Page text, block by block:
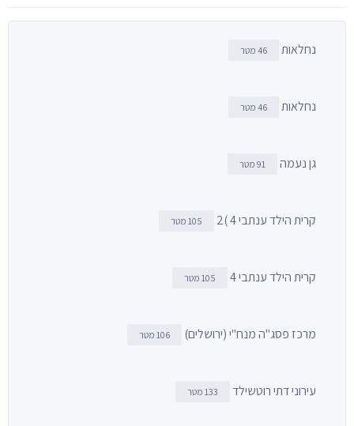
נחלאות 46 מטר
נחלאות 46 מטר
גן נעמה 91 מטר
קרית הילד ענתבי 4 )2 105 מטר
קרית הילד ענתבי 4 105 מטר
מרכז פסג"ה מנח"י (ירושלים) 106 מטר
עירוני דתי רוטשילד 133 מטר